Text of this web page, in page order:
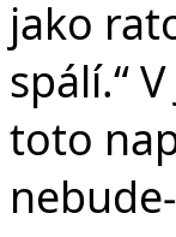
jako
spálí.“
toto